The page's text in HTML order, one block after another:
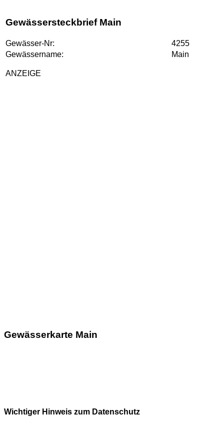
Gewässersteckbrief Main
Gewässer-Nr:
4255
Gewässername:
Main
ANZEIGE
Gewässerkarte Main
Wichtiger Hinweis zum Datenschutz